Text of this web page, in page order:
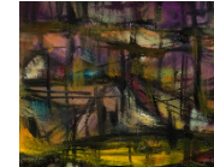
蘇奕榮---千帆過境 52.5x45